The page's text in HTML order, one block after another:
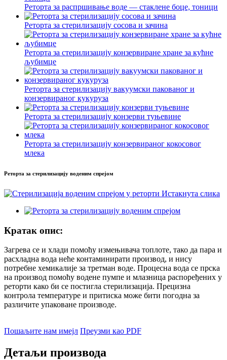
Реторта за распршивање воде — стаклене боце, тоници
Реторта за стерилизацију сосова и зачина
Реторта за стерилизацију конзервиране хране за кућне
љубимце
Реторта за стерилизацију вакуумски пакованог и
конзервираног кукуруза
Реторта за стерилизацију конзерви туњевине
Реторта за стерилизацију конзервираног кокосовог
млека
Реторта за стерилизацију воденим спрејом
Кратак опис:
Загрева се и хлади помоћу измењивача топлоте, тако да пара и
расхладна вода неће контаминирати производ, и нису
потребне хемикалије за третман воде. Процесна вода се прска
на производ помоћу водене пумпе и млазница распоређених у
реторти како би се постигла стерилизација. Прецизна
контрола температуре и притиска може бити погодна за
различите упаковане производе.
Пошаљите нам имејл Преузми као PDF
Детаљи производа